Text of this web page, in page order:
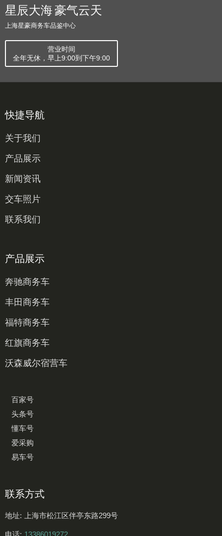
星辰大海 豪气云天
上海星豪商务车品鉴中心
营业时间
全年无休，早上9:00到下午9:00
快捷导航
关于我们
产品展示
新闻资讯
交车照片
联系我们
产品展示
奔驰商务车
丰田商务车
福特商务车
红旗商务车
沃森威尔宿营车
百家号
头条号
懂车号
爱采购
易车号
联系方式
地址: 上海市松江区伴亭东路299号
电话: 13386019272